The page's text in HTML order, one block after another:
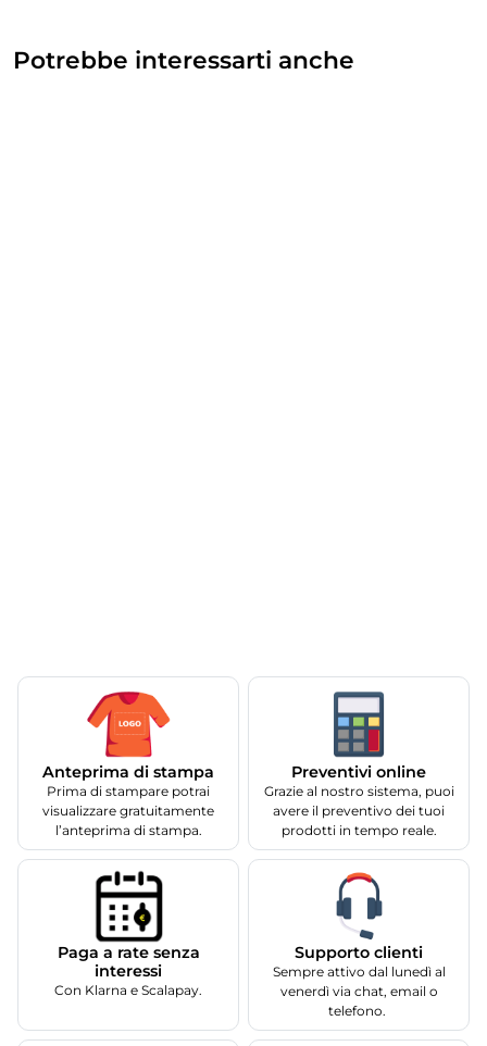
Potrebbe interessarti anche
Anteprima di stampa
Prima di stampare potrai
visualizzare gratuitamente
l’anteprima di stampa.
Preventivi online
Grazie al nostro sistema, puoi
avere il preventivo dei tuoi
prodotti in tempo reale.
Paga a rate senza
interessi
Con Klarna e Scalapay.
Supporto clienti
Sempre attivo dal lunedì al
venerdì via chat, email o
telefono.